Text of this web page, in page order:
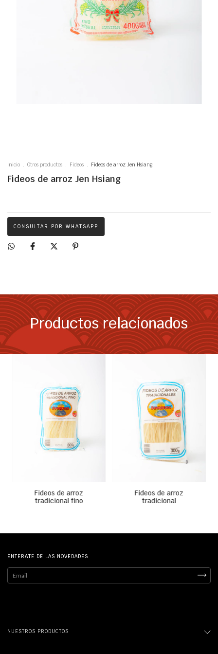
Inicio . Otros productos . Fideos . Fideos de arroz Jen Hsiang
Fideos de arroz Jen Hsiang
CONSULTAR POR WHATSAPP
Productos relacionados
Fideos de arroz
tradicional fino
Fideos de arroz
tradicional
ENTERATE DE LAS NOVEDADES
NUESTROS PRODUCTOS